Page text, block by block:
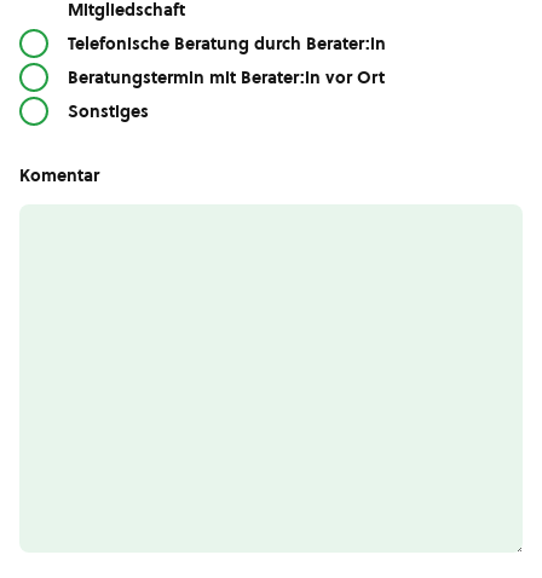
Mitgliedschaft
Telefonische Beratung durch Berater:in
Beratungstermin mit Berater:in vor Ort
Sonstiges
Komentar